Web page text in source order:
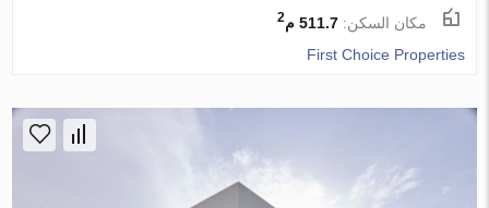
مكان السكن:511.7 م 2
First Choice Properties